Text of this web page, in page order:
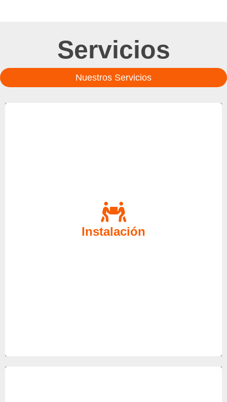
Servicios
Nuestros Servicios
Instalación
Al adquirir un equipo nuevo puede contactar con
nuestro Servicio Técnico Écija para realizar su
instalación, deje sus equipos en manos de los